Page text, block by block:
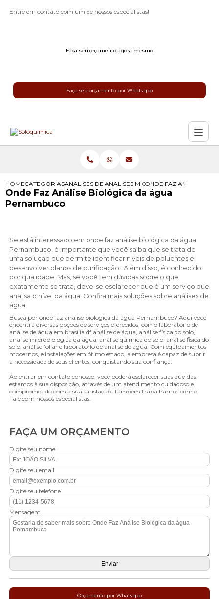
Entre em contato com um de nossos especialistas!
Faça seu orçamento agora mesmo
Faça seu orçamento por Whatsapp
HOMECATEGORIASANALISES DE AGUAANALISES MICROBIOLOGICAS DA
ONDE FAZ ANALISE
Onde Faz Análise Biológica da água
Pernambuco
Se está interessado em onde faz análise biológica da água
Pernambuco, é importante que você saiba que se trata de
uma solução que permite identificar níveis de poluentes e
desenvolver planos de purificação . Além disso, é conhecido
por qualidade. Mas, se você tem dúvidas sobre o que
exatamente se trata, deve-se esclarecer que é um serviço que
analisa o nível da água. Confira mais soluções sobre análises de
água.
Busca por onde faz análise biológica da água Pernambuco? Aqui você
encontra diversas opções de serviços oferecidos, como laboratório de
análise de água em brasília df,análise de água, análise física do solo,
analise microbiologica da agua, análise química do solo, analise fisica do
solo, análise foliar e laboratorio de analise de agua. Com equipamentos
modernos, e instalações em ótimo estado, a empresa é capaz de suprir
a necessidade de seus clientes, conquistando sua confiança.
Ao entrar em contato conosco, você poderá esclarecer suas dúvidas,
estamos à sua disposição, através de um atendimento cuidadoso e
comprometido com a sua satisfação. Também trabalhamos com e .
Fale com nossos especialistas.
FAÇA UM ORÇAMENTO
Digite seu nome
Digite seu email
Digite seu telefone
Mensagem
Orçamento por Whatsapp